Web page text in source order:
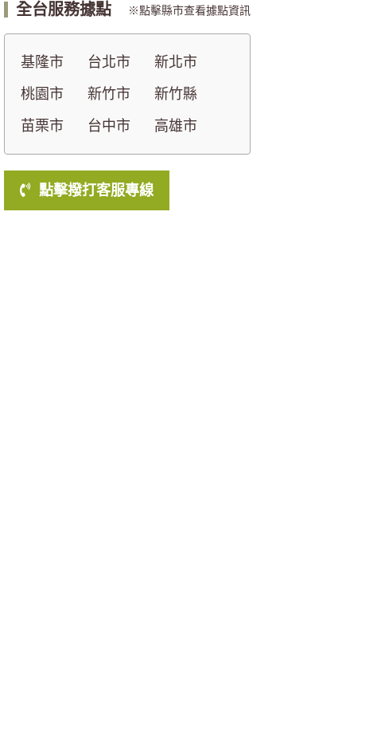
全台服務據點 點擊縣市查看據點資訊
基隆市
桃園市
苗栗市
台北市
新竹市
台中市
新北市
新竹縣
高雄市
點擊撥打客服專線